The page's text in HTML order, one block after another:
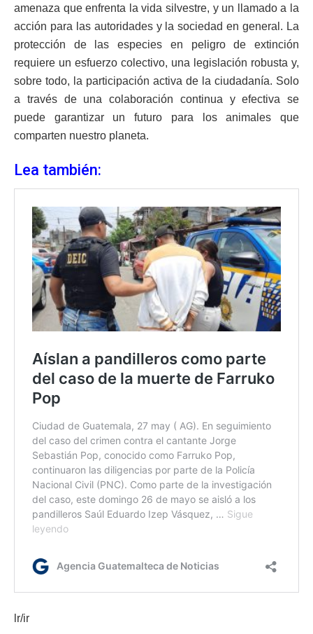
amenaza que enfrenta la vida silvestre, y un llamado a la
acción para las autoridades y la sociedad en general. La
protección de las especies en peligro de extinción
requiere un esfuerzo colectivo, una legislación robusta y,
sobre todo, la participación activa de la ciudadanía. Solo
a través de una colaboración continua y efectiva se
puede garantizar un futuro para los animales que
comparten nuestro planeta.
Lea también:
lr/ir